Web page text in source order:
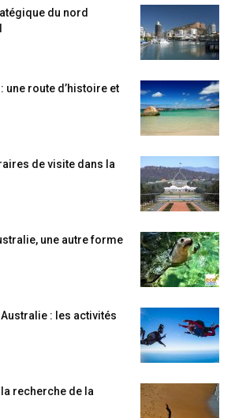
du nord
: une route d’histoire et
de visite dans la
une autre forme
: les activités
recherche de la